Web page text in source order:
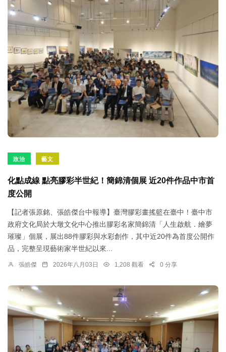
政治 藝文
化點成線 點亮膠彩半世紀！簡錦清個展 近20件作品中市首
度公開
【記者張原銘、張皓傑台中報導】臺灣膠彩畫搖籃在臺中！臺中市
政府文化局於大墩文化中心推出膠彩名家簡錦清「人生啟航．繪夢
璀璨」個展，展出88件膠彩與水彩創作，其中近20件為首度公開作
品，完整呈現藝術家半世紀以來...
張皓傑 2026年八月03日 1,208 觀看 0 分享